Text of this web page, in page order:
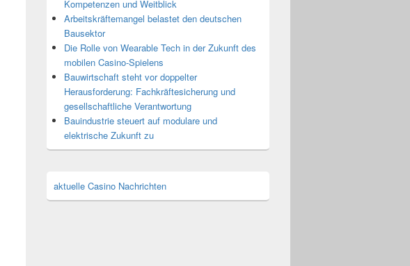
Kompetenzen und Weitblick
Arbeitskräftemangel belastet den deutschen
Bausektor
Die Rolle von Wearable Tech in der Zukunft des
mobilen Casino-Spielens
Bauwirtschaft steht vor doppelter
Herausforderung: Fachkräftesicherung und
gesellschaftliche Verantwortung
Bauindustrie steuert auf modulare und
elektrische Zukunft zu
aktuelle Casino Nachrichten